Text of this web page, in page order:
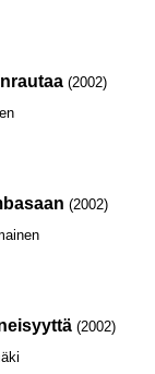
(2002)
(2002)
(2002)